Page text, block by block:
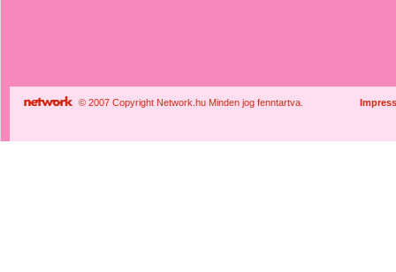
© 2007 Copyright Network.hu Minden jog fenntartva.